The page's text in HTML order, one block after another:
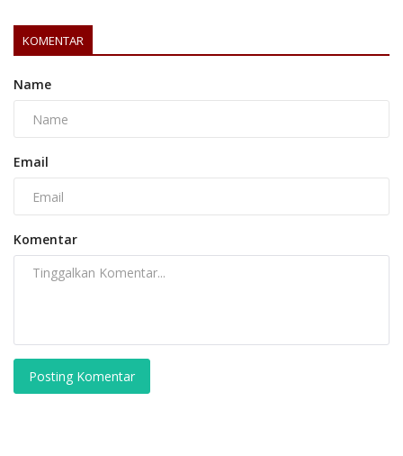
KOMENTAR
Name
Email
Komentar
Posting Komentar